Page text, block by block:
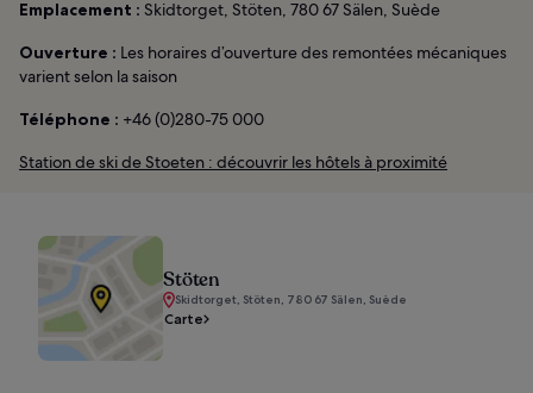
Emplacement : Skidtorget, Stöten, 780 67 Sälen, Suède
Ouverture : Les horaires d’ouverture des remontées mécaniques
varient selon la saison
Téléphone : +46 (0)280-75 000
Station de ski de Stoeten : découvrir les hôtels à proximité
Stöten
Skidtorget, Stöten, 780 67 Sälen, Suède
Carte